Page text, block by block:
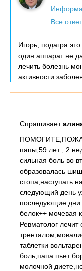
Все
Игорь , подагра
один аппарат не
лечить болезнь
активности
Спрашивает
папы,59 лет , 2
сильная боль во
образовалась
стопа,наступать
следующий день
последующие дни
белок++ мочевая
Ревматолог
таблетки
боль,папа пьет
молочной